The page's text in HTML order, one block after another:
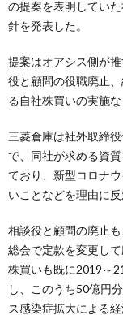
の提案を表明してい
針を発表した。
提案はオアシス側が
役と顧問の役職廃止
る自社株買いの実施
三菱倉庫は社外取締
で、同社が求める資
ており、新型コロナ
いことなどを理由に反
相談役と顧問の廃止
総会で定款を変更し
株買いも既に2019～
し、このうち50億円
ス感染症拡大による